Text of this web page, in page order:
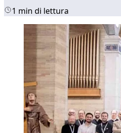
1 min di lettura